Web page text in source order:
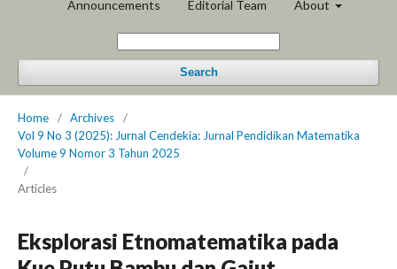
Announcements Editorial Team About
Search
Home / Archives
/
Vol 9 No 3 (2025): Jurnal Cendekia: Jurnal Pendidikan Matematika
Volume 9 Nomor 3 Tahun 2025
/
Articles
Eksplorasi Etnomatematika pada